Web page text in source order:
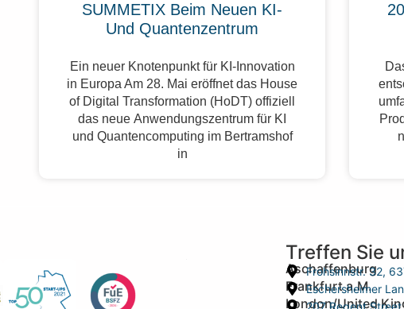
SUMMETIX Beim Neuen KI-
Und Quantenzentrum
Ein neuer Knotenpunkt für KI-Innovation
in Europa Am 28. Mai eröffnet das House
of Digital Transformation (HoDT) offiziell
das neue Anwendungszentrum für KI
und Quantencomputing im Bertramshof
in
Treffen Sie
Aschaffenburg
Frohsinnstr. 32,
Frankfurt a.M.
Eschersheimer
London/United